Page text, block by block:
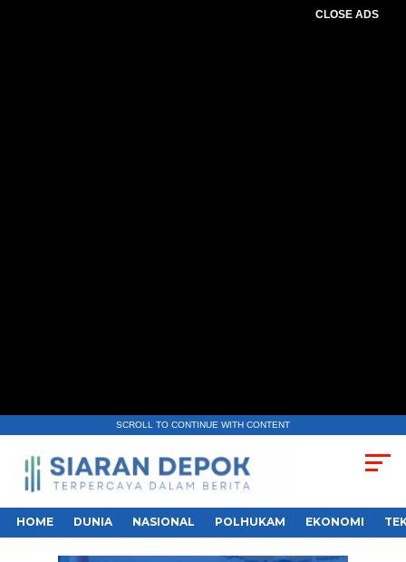
CLOSE ADS
SCROLL TO CONTINUE WITH CONTENT
HOME DUNIA NASIONAL POLHUKAM EKONOMI